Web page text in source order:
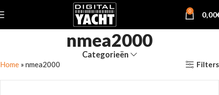
0 0,00
nmea2000
Categorieën
Home » nmea2000 Filters